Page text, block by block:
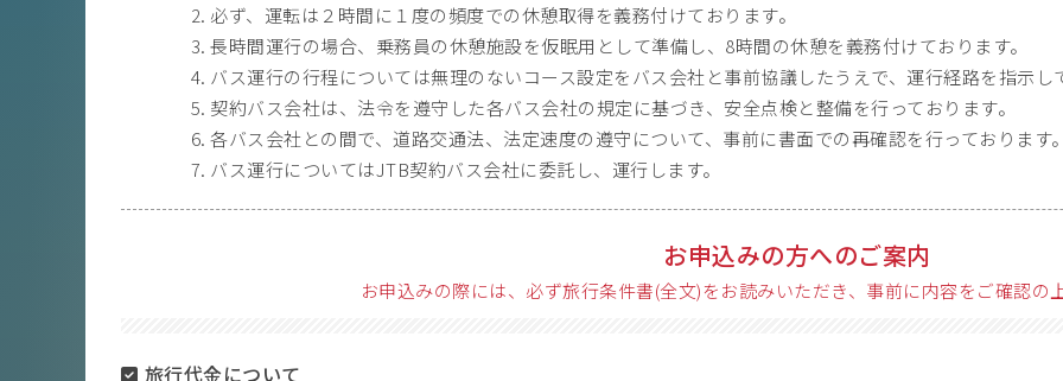
必ず、運転は２時間に１度の頻度での休憩取得を義務付けております。
長時間運行の場合、乗務員の休憩施設を仮眠用として準備し、8時間の休憩を義務付けております。
バス運行の行程については無理のないコース設定をバス会社と事前協議したうえで、運行経路を指示し
契約バス会社は、法令を遵守した各バス会社の規定に基づき、安全点検と整備を行っております。
各バス会社との間で、道路交通法、法定速度の遵守について、事前に書面での再確認を行っております
バス運行についてはJTB契約バス会社に委託し、運行します。
お申込みの方へのご案内
お申込みの際には、必ず旅行条件書(全文)をお読みいただき、事前に内容をご確認の
旅行代金について